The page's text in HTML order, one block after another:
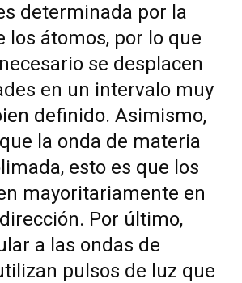
determinada por la
los átomos, por lo que
se desplacen
en un intervalo muy
definido. Asimismo,
la onda de materia
esto es que los
mayoritariamente en
Por último,
a las ondas de
pulsos de luz que